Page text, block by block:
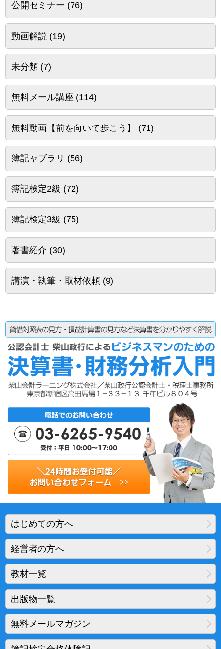
公開セミナー (76)
動画解説 (19)
未分類(7)
無料メール講座 (114)
無料動画【前を向いて歩こう】 (71)
簿記ャブラリ (56)
簿記検定2級 (72)
簿記検定3級 (75)
著書紹介 (30)
講演・執筆・取材依頼(9)
はじめての方へ
経営者の方へ
教材一覧
出版物一覧
無料メールマガジン